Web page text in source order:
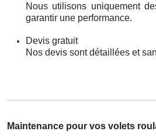
Nous utilisons uniquement
garantir une performance.
Devis gratuit
Nos devis sont détaillées et
Maintenance pour vos volets